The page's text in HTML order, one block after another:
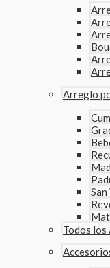
Arreglo
Todos